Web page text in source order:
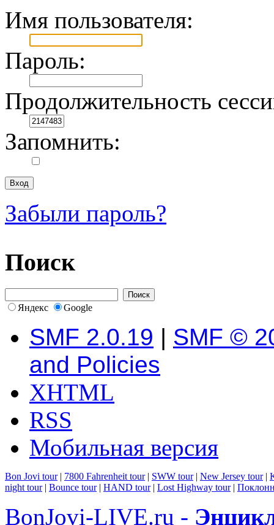
Имя пользователя:
Пароль:
Продолжительность
Запомнить:
Забыли пароль?
Поиск
Яндекс Google
SMF 2.0.19 | SMF ©
and Policies
XHTML
RSS
Мобильная версия
Bon Jovi tour| 7800 Fahrenheit tour| SWW tour| New Jersey tour|
night tour| Bounce tour| HAND tour| Lost Highway tour|
BonJovi-LIVE.ru -